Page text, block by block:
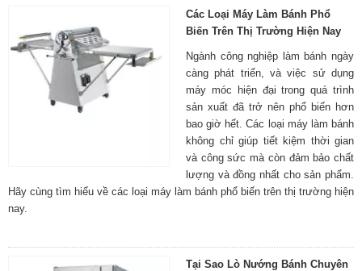
Các Loại Máy Làm Bánh Phổ
Biến Trên Thị Trường Hiện Nay
Ngành công nghiệp làm bánh ngày
càng phát triển, và việc sử dụng
máy móc hiện đại trong quá trình
sản xuất đã trở nên phổ biến hơn
bao giờ hết. Các loại máy làm bánh
không chỉ giúp tiết kiệm thời gian
và công sức mà còn đảm bảo chất
lượng và đồng nhất cho sản phẩm.
Hãy cùng tìm hiểu về các loại máy làm bánh phổ biến trên thị trường hiện
nay.
Tại Sao Lò Nướng Bánh Chuyên